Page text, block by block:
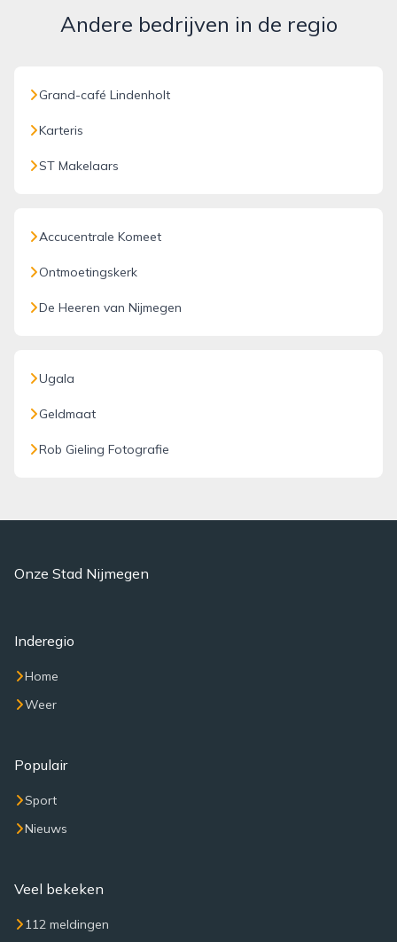
Andere bedrijven in de regio
Grand-café Lindenholt
Karteris
ST Makelaars
Accucentrale Komeet
Ontmoetingskerk
De Heeren van Nijmegen
Ugala
Geldmaat
Rob Gieling Fotografie
Onze Stad Nijmegen
Inderegio
Home
Weer
Populair
Sport
Nieuws
Veel bekeken
112 meldingen